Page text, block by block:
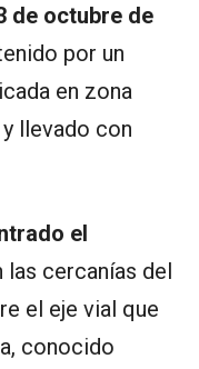
de octubre de
por un
en zona
llevado con
el
las cercanías del
el eje vial que
conocido